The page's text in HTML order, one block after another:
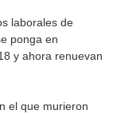
laborales de
ponga en
y ahora renuevan
el que murieron